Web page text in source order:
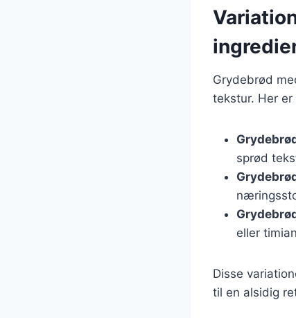
Grydebrød
tekstur. Her
sprød
eller
Disse
til en alsidig